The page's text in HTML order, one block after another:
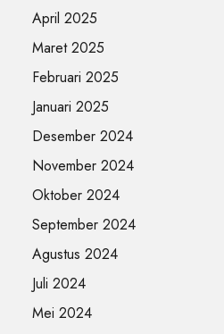
April 2025
Maret 2025
Februari 2025
Januari 2025
Desember 2024
November 2024
Oktober 2024
September 2024
Agustus 2024
Juli 2024
Mei 2024